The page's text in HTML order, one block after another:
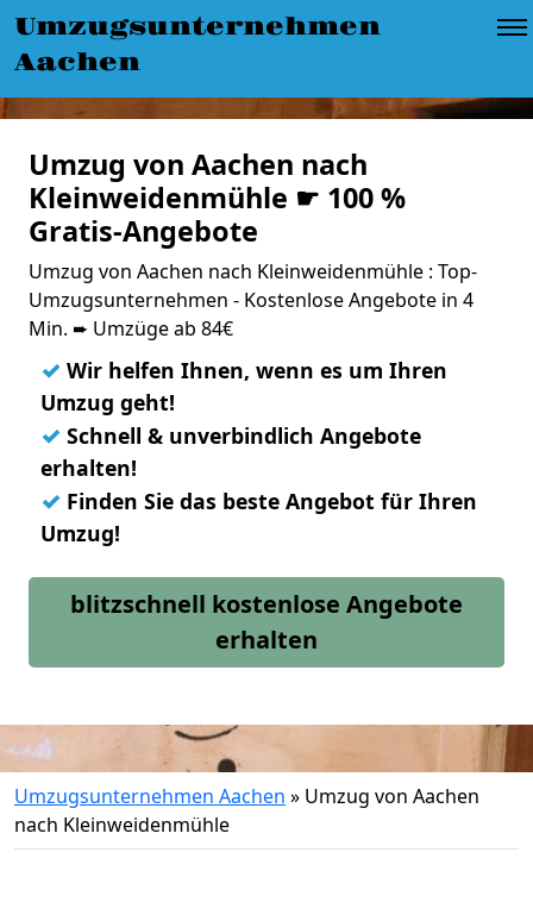
Umzugsunternehmen
Aachen
Umzug von Aachen nach
Kleinweidenmühle ☛ 100 %
Gratis-Angebote
Umzug von Aachen nach Kleinweidenmühle : Top-
Umzugsunternehmen - Kostenlose Angebote in 4
Min. ➨ Umzüge ab 84€
✓ Wir helfen Ihnen, wenn es um Ihren
Umzug geht!
✓ Schnell & unverbindlich Angebote
erhalten!
✓ Finden Sie das beste Angebot für Ihren
Umzug!
blitzschnell kostenlose Angebote
erhalten
Umzugsunternehmen Aachen » Umzug von Aachen
nach Kleinweidenmühle